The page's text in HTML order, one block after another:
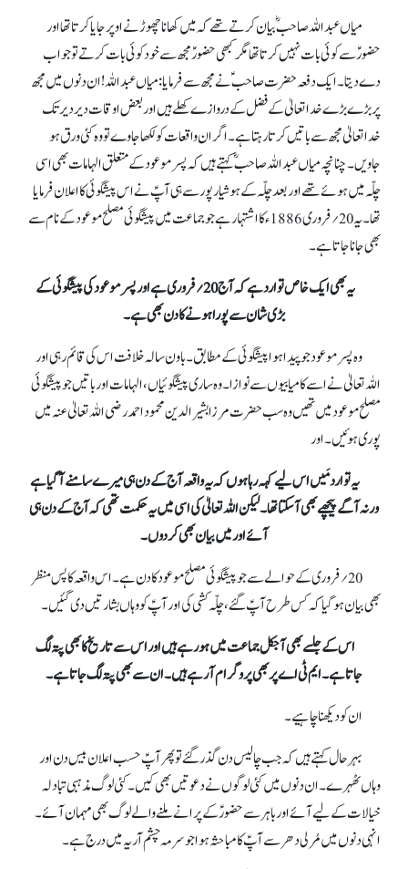
میاں عبداللہ صاحبؓ بیان کرتے تھے کہ میں کھانا چھوڑ نے اوپر جایا کرتا تھا اور
حضورؑ سے کوئی بات نہیں کرتا تھا مگر کبھی حضورؑ مجھ سے خود کوئی بات کرتے تو جواب
دے دیتا۔ ایک دفعہ حضرت صاحبؑ نے مجھ سے فرمایا:میاں عبداللہ! ان دنوں میں مجھ
پر بڑے بڑے خدا تعالیٰ کے فضل کے دروازے کھلے ہیں اور بعض اوقات دیر دیر تک
خدا تعالیٰ مجھ سے باتیں کرتا رہتا ہے۔ اگر ان واقعات کو لکھا جاوے تو وہ کئی ورق ہو
جاویں۔ چنانچہ میاں عبداللہ صاحب ؓکہتے ہیں کہ پسر موعود کے متعلق الہامات بھی اسی
چلّہ میں ہوئے تھے اور بعد چلّہ کے ہوشیار پور سے ہی آپؑ نے اس پیشگوئی کا اعلان فرمایا
تھا۔ یہ 20؍فروری 1886ء کا اشتہار ہے جو جماعت میں پیشگوئی مصلح موعود کے نام سے
بھی جانا جاتا ہے۔
یہ بھی ایک خاص توارد ہے کہ آج 20؍فروری ہے اور پسر موعود کی پیشگوئی کے
بڑی شان سے پورا ہونے کا دن بھی ہے۔
وہ پسر موعود جو پیدا ہوا پیشگوئی کے مطابق۔ باون سالہ خلافت اس کی قائم رہی اور
اللہ تعالیٰ نے اسے کامیابیوں سے نوازا۔ وہ ساری پیشگوئیاں،الہامات اور باتیں جو پیشگوئی
مصلح موعودمیں تھیں وہ سب حضرت مرزا بشیر الدین محمود احمد رضی اللہ تعالیٰ عنہ میں
پوری ہوئیں۔اور
یہ توارد مَیں اس لیے کہہ رہا ہوں کہ یہ واقعہ آج کے دن ہی میرے سامنے آ گیا ہے
ورنہ آگے پیچھے بھی آ سکتا تھا۔ لیکن اللہ تعالیٰ کی اسی میں یہ حکمت تھی کہ آج کے دن ہی
آئے اور میں بیان بھی کر دوں۔
20؍فروری کے حوالے سے جو پیشگوئی مصلح موعود کا دن ہے۔اس واقعہ کا پس منظر
بھی بیان ہو گیا کہ کس طرح آپؑ گئے، چلّہ کشی کی اور آپؑ کو وہاں بشارتیں دی گئیں۔
اس کے جلسے بھی آجکل جماعت میں ہو رہے ہیں اور اس سے تاریخ کا بھی پتہ لگ
جاتا ہے۔ایم ٹی اے پر بھی پروگرام آ رہے ہیں۔ان سے بھی پتہ لگ جاتا ہے۔
ان کو دیکھنا چاہیے۔
بہرحال کہتے ہیں کہ جب چالیس دن گذر گئے تو پھر آپؑ حسب اعلان بیس دن اور
وہاں ٹھہرے۔ ان دنوں میں کئی لوگوں نے دعوتیں بھی کیں۔ کئی لوگ مذہبی تبادلہ
خیالات کے لیے آئے اور باہر سے حضورؑ کے پرانے ملنے والے لوگ بھی مہمان آئے۔
انہی دنوں میں مُرلی دھر سے آپؑ کا مباحثہ ہوا جو سرمہ چشم آریہ میں درج ہے۔